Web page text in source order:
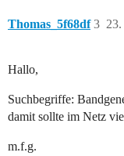
Thomas_5f68df 3
Hallo,
Suchbegriffe:
damit sollte im Netz
m.f.g.